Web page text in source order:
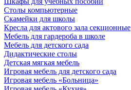
Столы компьютерные
Скамейки для школы
Кресла для актового зала секционные
Мебель для гардероба в школе
Мебель для детского сада
Дидактические столы
Детская мягкая мебель
Игровая мебель для детского сада
Игровая мебель «Больница»